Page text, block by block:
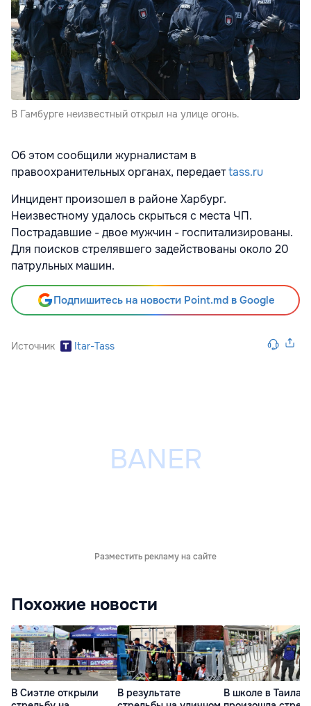
В Гамбурге неизвестный открыл на улице огонь.
Об этом сообщили журналистам в
правоохранительных органах, передаетtass.ru
Инцидент произошел в районе Харбург.
Неизвестному удалось скрыться с места ЧП.
Пострадавшие - двое мужчин - госпитализированы.
Для поисков стрелявшего задействованы около 20
патрульных машин.
Подпишитесь на новости Point.md в Google
Источник Itar-Tass
Разместить рекламу на сайте
Похожие новости
В Сиэтле открыли
В результате
В школе в